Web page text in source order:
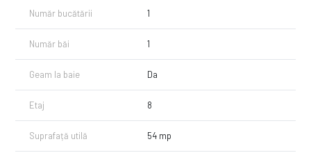
Număr bucătării 1
Număr băi 1
Geam la baie Da
Etaj 8
Suprafață utilă 54 mp